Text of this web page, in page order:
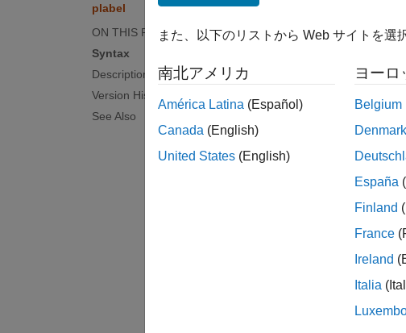
plabel
ON THIS PAGE
Syntax
Description
Version History
See Also
plabel('off')
plabeltoggles
plabel('on')
plabel('off')
また、以下のリストから Web サイトを選
南北アメリカ
América Latina (Español)
Canada (English)
United States (English)
ヨーロ
Belgium
Denmark
España
Finland
France
Ireland
Italia